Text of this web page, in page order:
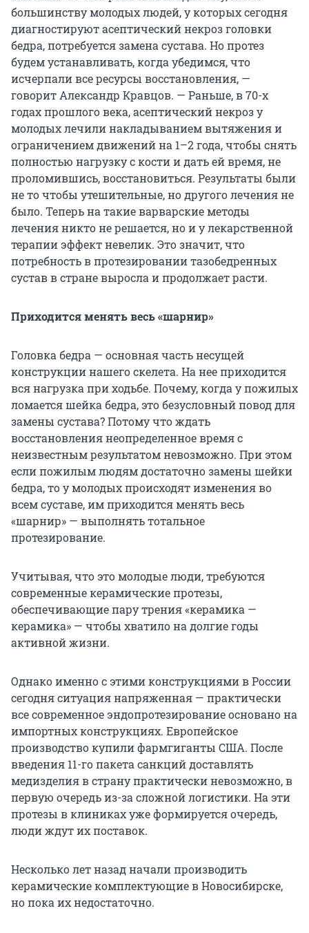
большинству молодых людей, у которых сегодня
диагностируют асептический некроз головки
бедра, потребуется замена сустава. Но протез
будем устанавливать, когда убедимся, что
исчерпали все ресурсы восстановления, —
говорит Александр Кравцов. — Раньше, в 70-х
годах прошлого века, асептический некроз у
молодых лечили накладыванием вытяжения и
ограничением движений на 1–2 года, чтобы снять
полностью нагрузку с кости и дать ей время, не
проломившись, восстановиться. Результаты были
не то чтобы утешительные, но другого лечения не
было. Теперь на такие варварские методы
лечения никто не решается, но и у лекарственной
терапии эффект невелик. Это значит, что
потребность в протезировании тазобедренных
сустав в стране выросла и продолжает расти.
Приходится менять весь «шарнир»
Головка бедра — основная часть несущей
конструкции нашего скелета. На нее приходится
вся нагрузка при ходьбе. Почему, когда у пожилых
ломается шейка бедра, это безусловный повод для
замены сустава? Потому что ждать
восстановления неопределенное время с
неизвестным результатом невозможно. При этом
если пожилым людям достаточно замены шейки
бедра, то у молодых происходят изменения во
всем суставе, им приходится менять весь
«шарнир» — выполнять тотальное
протезирование.
Учитывая, что это молодые люди, требуются
современные керамические протезы,
обеспечивающие пару трения «керамика —
керамика» — чтобы хватило на долгие годы
активной жизни.
Однако именно с этими конструкциями в России
сегодня ситуация напряженная — практически
все современное эндопротезирование основано на
импортных конструкциях. Европейское
производство купили фармгиганты США. После
введения 11-го пакета санкций доставлять
медизделия в страну практически невозможно, в
первую очередь из-за сложной логистики. На эти
протезы в клиниках уже формируется очередь,
люди ждут их поставок.
Несколько лет назад начали производить
керамические комплектующие в Новосибирске,
но пока их недостаточно.